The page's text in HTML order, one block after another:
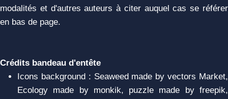
modalités et d'autres auteurs à citer auquel cas se référer
en bas de page.
Crédits bandeau d'entête
Icons background : Seaweed made by vectors Market,
Ecology made by monkik, puzzle made by freepik,